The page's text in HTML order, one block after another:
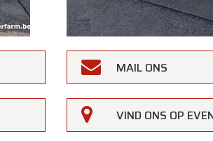
MAIL ONS
VIND ONS OP
zijn op zaterdag 15 augustus(O.L.V.